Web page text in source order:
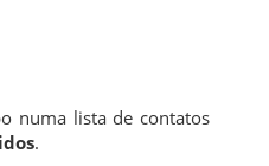
numa lista de contatos
.